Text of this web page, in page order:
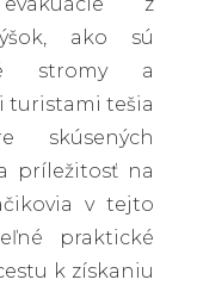
z
ako sú
stromy a
turistami tešia
skúsených
príležitosť na
v tejto
praktické
k získaniu